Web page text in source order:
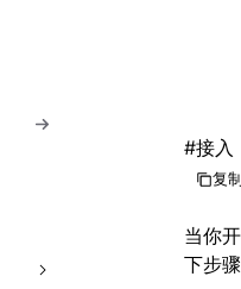
#接入
复
当你
下步